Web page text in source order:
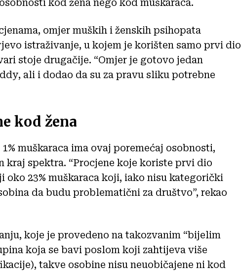
kod žena nego kod muškaraca.
omjer muških i ženskih psihopata
istraživanje, u kojem je korišten samo prvi dio
stoje drugačije. “Omjer je gotovo jedan
ali i dodao da su za pravu sliku potrebne
kod žena
muškaraca ima ovaj poremećaj osobnosti,
kraj spektra. “Procjene koje koriste prvi dio
oko 23% muškaraca koji, iako nisu kategorički
da budu problematični za društvo”, rekao
koje je provedeno na takozvanim “bijelim
koja se bavi poslom koji zahtijeva više
takve osobine nisu neuobičajene ni kod